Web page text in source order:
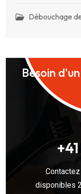
Débouchage
Besoin
disponibles